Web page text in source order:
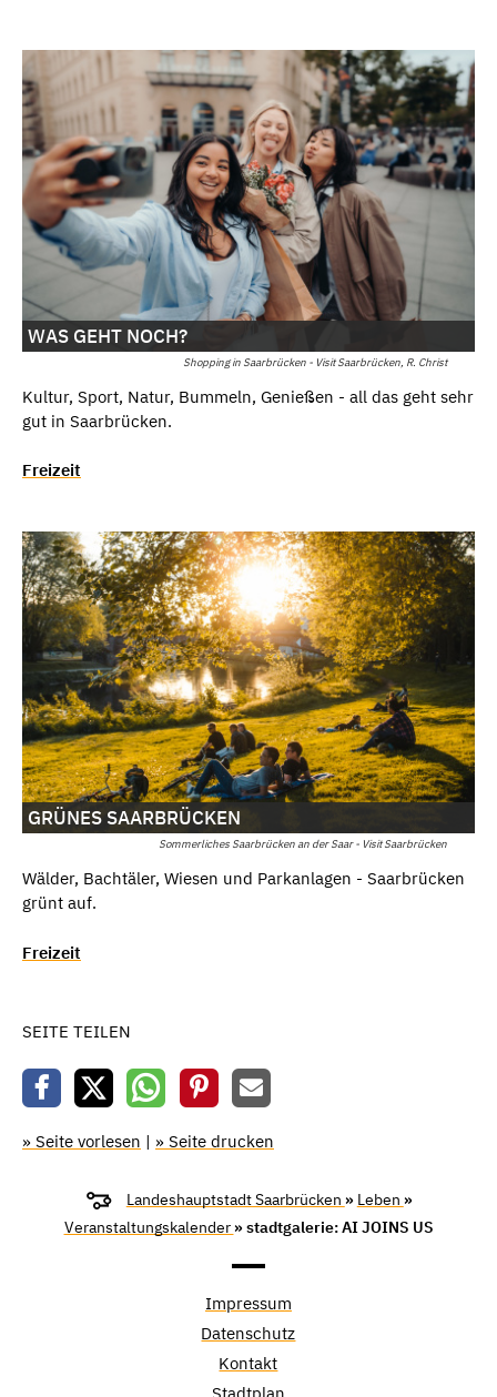
Shopping in Saarbrücken - Visit Saarbrücken, R. Christ
WAS GEHT NOCH?
Kultur, Sport, Natur, Bummeln, Genießen - all das geht sehr
gut in Saarbrücken.
Freizeit
Sommerliches Saarbrücken an der Saar - Visit Saarbrücken
GRÜNES SAARBRÜCKEN
Wälder, Bachtäler, Wiesen und Parkanlagen - Saarbrücken
grünt auf.
Freizeit
SEITE TEILEN
» Seite vorlesen | » Seite drucken
Landeshauptstadt Saarbrücken » Leben »
Veranstaltungskalender » stadtgalerie: AI JOINS US
Impressum
Datenschutz
Kontakt